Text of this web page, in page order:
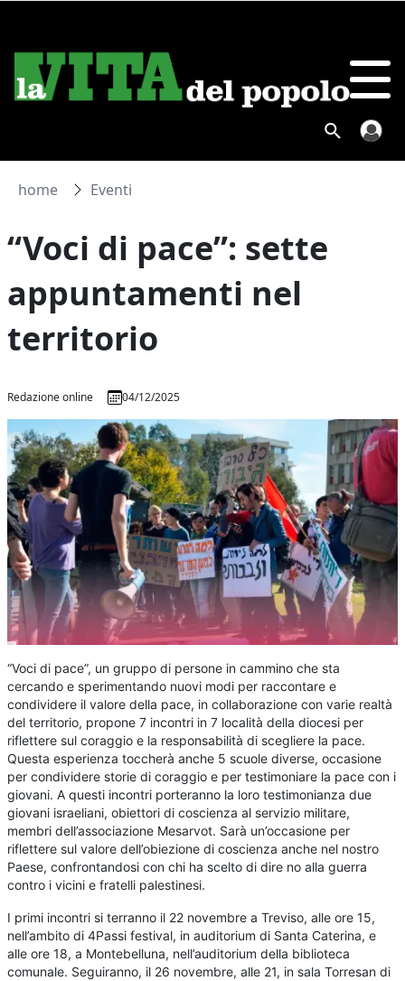
home Eventi
“Voci di pace”: sette
appuntamenti nel
territorio
Redazione online 04/12/2025
“Voci di pace”, un gruppo di persone in cammino che sta
cercando e sperimentando nuovi modi per raccontare e
condividere il valore della pace, in collaborazione con varie realtà
del territorio, propone 7 incontri in 7 località della diocesi per
riflettere sul coraggio e la responsabilità di scegliere la pace.
Questa esperienza toccherà anche 5 scuole diverse, occasione
per condividere storie di coraggio e per testimoniare la pace con i
giovani. A questi incontri porteranno la loro testimonianza due
giovani israeliani, obiettori di coscienza al servizio militare,
membri dell’associazione Mesarvot. Sarà un’occasione per
riflettere sul valore dell’obiezione di coscienza anche nel nostro
Paese, confrontandosi con chi ha scelto di dire no alla guerra
contro i vicini e fratelli palestinesi.
I primi incontri si terranno il 22 novembre a Treviso, alle ore 15,
nell’ambito di 4Passi festival, in auditorium di Santa Caterina, e
alle ore 18, a Montebelluna, nell’auditorium della biblioteca
comunale. Seguiranno, il 26 novembre, alle 21, in sala Torresan di